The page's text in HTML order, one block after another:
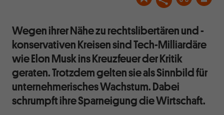
Wegen ihrer Nähe zu rechtslibertären und -
konservativen Kreisen sind Tech-Milliardäre
wie Elon Musk ins Kreuzfeuer der Kritik
geraten. Trotzdem gelten sie als Sinnbild für
unternehmerisches Wachstum. Dabei
schrumpft ihre Sparneigung die Wirtschaft.